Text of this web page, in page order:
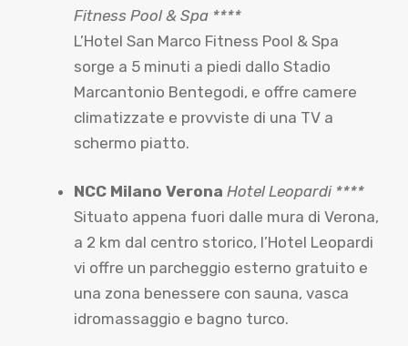
Fitness Pool & Spa ****
L’Hotel San Marco Fitness Pool & Spa
sorge a 5 minuti a piedi dallo Stadio
Marcantonio Bentegodi, e offre camere
climatizzate e provviste di una TV a
schermo piatto.
NCC Milano Verona Hotel Leopardi ****
Situato appena fuori dalle mura di Verona,
a 2 km dal centro storico, l’Hotel Leopardi
vi offre un parcheggio esterno gratuito e
una zona benessere con sauna, vasca
idromassaggio e bagno turco.